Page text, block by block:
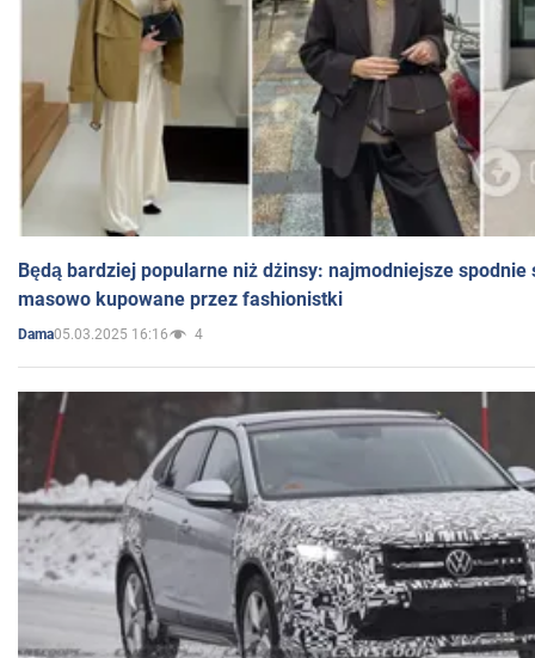
Będą bardziej popularne niż dżinsy: najmodniejsze spodnie
masowo kupowane przez fashionistki
Dama05.03.2025 16:16 4